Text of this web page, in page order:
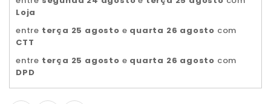
Loja
entre terça 25 agosto e quarta 26 agosto com
CTT
entre terça 25 agosto e quarta 26 agosto com
DPD